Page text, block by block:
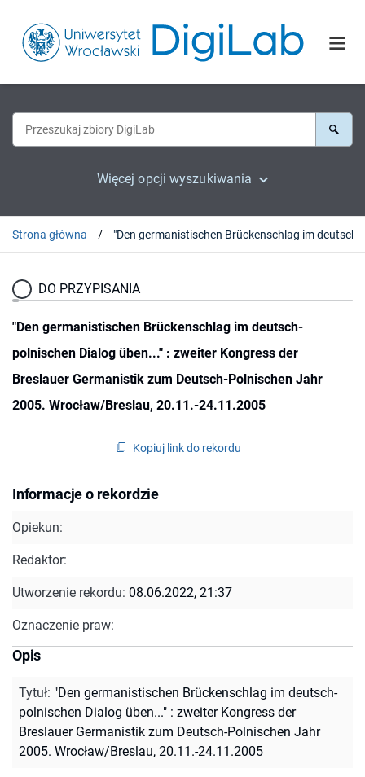
Więcej opcji wyszukiwania
Strona główna
DO PRZYPISANIA
"Den germanistischen Brückenschlag im deutsch-
polnischen Dialog üben..." : zweiter Kongress der
Breslauer Germanistik zum Deutsch-Polnischen Jahr
2005. Wrocław/Breslau, 20.11.-24.11.2005
Kopiuj link do rekordu
Informacje o rekordzie
Opiekun:
Redaktor:
Utworzenie rekordu: 08.06.2022, 21:37
Oznaczenie praw:
Opis
Tytuł: "Den germanistischen Brückenschlag im deutsch-
polnischen Dialog üben..." : zweiter Kongress der
Breslauer Germanistik zum Deutsch-Polnischen Jahr
2005. Wrocław/Breslau, 20.11.-24.11.2005